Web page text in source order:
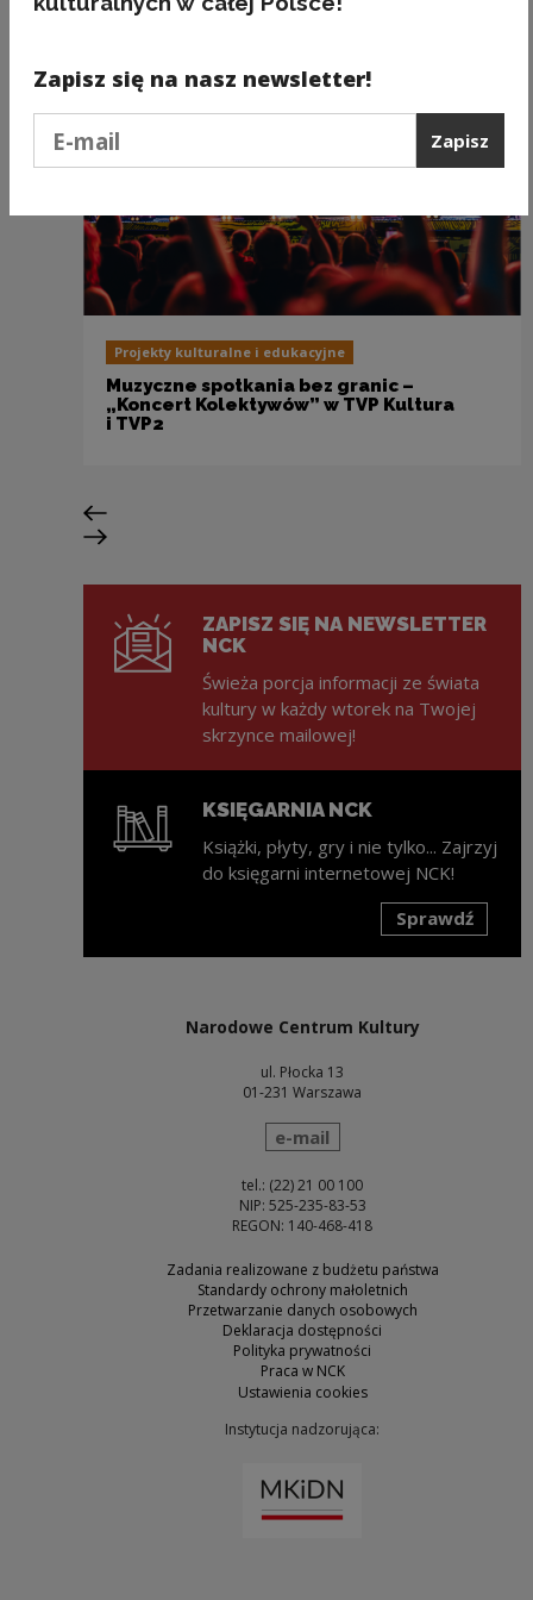
Projekty kulturalne i edukacyjne
Muzyczne spotkania bez granic –
„Koncert Kolektywów” w TVP Kultura
i TVP2
Poprzedni slajd
Następny slajd
ZAPISZ SIĘ NA NEWSLETTER
NCK
Świeża porcja informacji ze świata
kultury w każdy wtorek na Twojej
skrzynce mailowej!
KSIĘGARNIA NCK
Książki, płyty, gry i nie tylko... Zajrzyj
do księgarni internetowej NCK!
Sprawdź
Narodowe Centrum Kultury
ul. Płocka 13
01-231 Warszawa
wyślij wiadomość
e-mail
tel.: (22) 21 00 100
NIP: 525-235-83-53
REGON: 140-468-418
Zadania realizowane z budżetu państwa
Standardy ochrony małoletnich
Przetwarzanie danych osobowych
Deklaracja dostępności
Polityka prywatności
Praca w NCK
Ustawienia cookies
Instytucja nadzorująca:
Zapisz się na nasz newsletter!
Zapisz